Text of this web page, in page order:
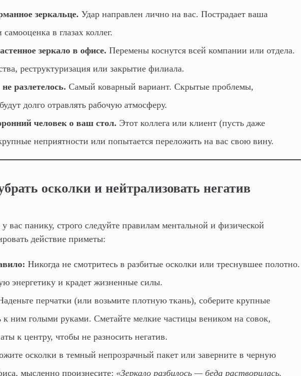
зеркальце. Удар направлен лично на вас. Пострадает ваша
в глазах коллег.
зеркало в офисе. Перемены коснутся всей компании или отдела.
реструктуризация или закрытие филиала.
разлетелось. Самый коварный вариант. Скрытые проблемы,
долго отравлять рабочую атмосферу.
человек о ваш стол. Этот коллега или клиент (пусть даже
неприятности или попытается переложить на вас свою вину.
осколки и нейтрализовать негатив
вас панику, строго следуйте правилам ментальной и физической
действие приметы:
Никогда не смотритесь в разбитые осколки или треснувшее полотно.
энергетику и крадет жизненные силы.
перчатки (или возьмите плотную ткань), соберите крупные
к ним голыми руками. Сметайте мелкие частицы веником на совок,
к центру, чтобы не разносить негатив.
осколки в темный непрозрачный пакет или заверните в черную
мысленно произнесите: «Зеркало разбилось — беда растворилась.